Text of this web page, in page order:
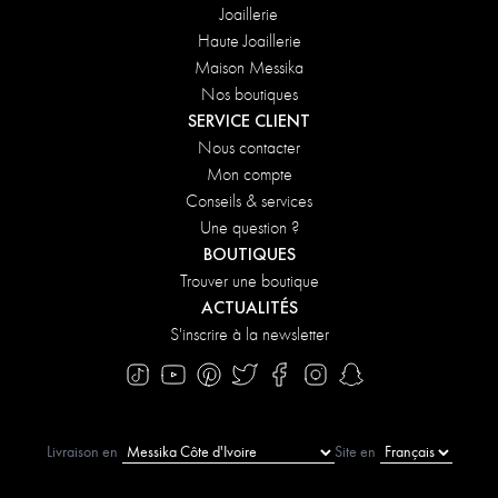
Joaillerie
Haute Joaillerie
Maison Messika
Nos boutiques
SERVICE CLIENT
Nous contacter
Mon compte
Conseils & services
Une question ?
BOUTIQUES
Trouver une boutique
ACTUALITÉS
S'inscrire à la newsletter
Livraison en Site en